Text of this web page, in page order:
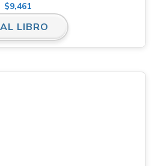
$9,461
LIBRO